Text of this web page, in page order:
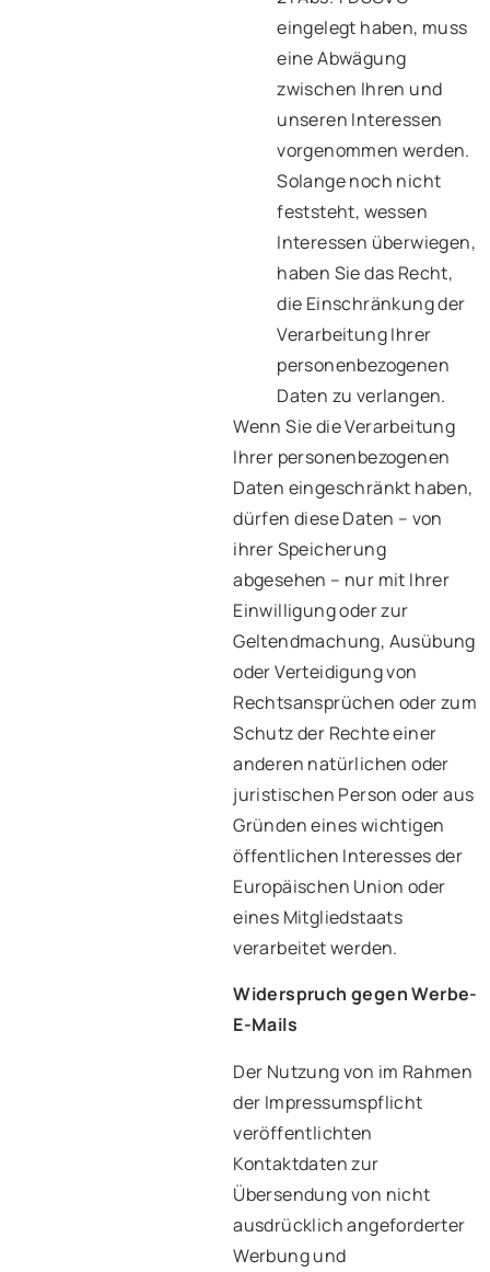
eingelegt haben, muss
eine Abwägung
zwischen Ihren und
unseren Interessen
vorgenommen werden.
Solange noch nicht
feststeht, wessen
Interessen überwiegen,
haben Sie das Recht,
die Einschränkung der
Verarbeitung Ihrer
personenbezogenen
Daten zu verlangen.
Wenn Sie die Verarbeitung
Ihrer personenbezogenen
Daten eingeschränkt haben,
dürfen diese Daten – von
ihrer Speicherung
abgesehen – nur mit Ihrer
Einwilligung oder zur
Geltendmachung, Ausübung
oder Verteidigung von
Rechtsansprüchen oder zum
Schutz der Rechte einer
anderen natürlichen oder
juristischen Person oder aus
Gründen eines wichtigen
öffentlichen Interesses der
Europäischen Union oder
eines Mitgliedstaats
verarbeitet werden.
Widerspruch gegen Werbe-
E-Mails
Der Nutzung von im Rahmen
der Impressumspflicht
veröffentlichten
Kontaktdaten zur
Übersendung von nicht
ausdrücklich angeforderter
Werbung und